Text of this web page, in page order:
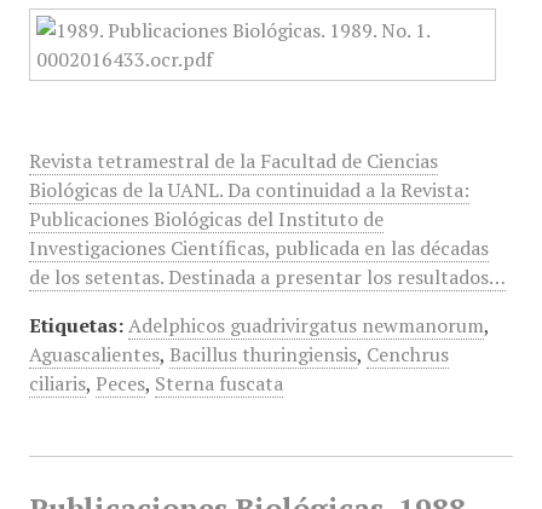
Revista tetramestral de la Facultad de Ciencias
Biológicas de la UANL. Da continuidad a la Revista:
Publicaciones Biológicas del Instituto de
Investigaciones Científicas, publicada en las décadas
de los setentas. Destinada a presentar los resultados…
Etiquetas: Adelphicos guadrivirgatus newmanorum,
Aguascalientes, Bacillus thuringiensis, Cenchrus
ciliaris, Peces, Sterna fuscata